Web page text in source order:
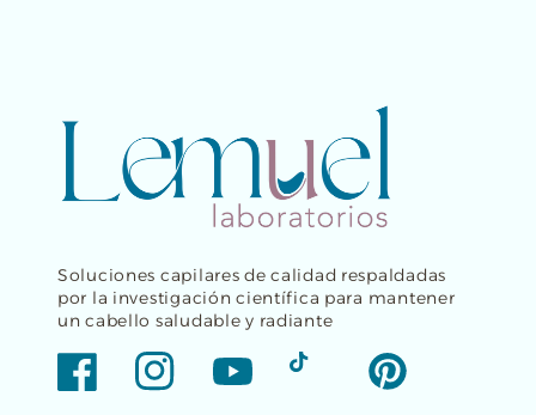
Soluciones capilares de calidad respaldadas
por la investigación científica para mantener
un cabello saludable y radiante
FacebookInstagramYouTube Pinterest